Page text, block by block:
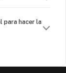
para hacer la